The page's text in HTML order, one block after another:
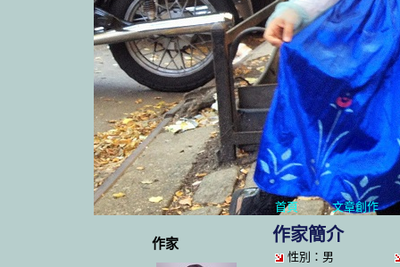
首頁 文章創作
作家 作家簡介
性別：男